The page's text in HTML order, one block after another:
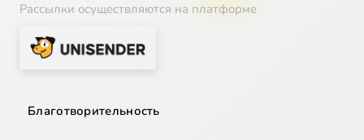
Рассылки осуществляются на платформе
Благотворительность